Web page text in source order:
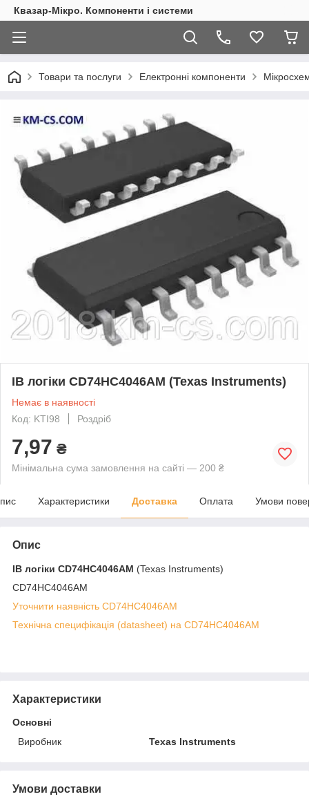
Квазар-Мікро. Компоненти і системи
Товари та послуги Електронні компоненти
ІВ логіки CD74HC4046AM (Texas Instruments)
Немає в наявності
Код: KTI98
Роздріб
7,97 ₴
Мінімальна сума замовлення на сайті — 200 ₴
Характеристики Доставка Оплата Умови
Опис
ІВ логіки CD74HC4046AM (Texas Instruments)
CD74HC4046AM
Уточнити наявність CD74HC4046AM
Технічна специфікація (datasheet) на CD74HC4046AM
Характеристики
Основні
Виробник
Texas Instruments
Умови доставки